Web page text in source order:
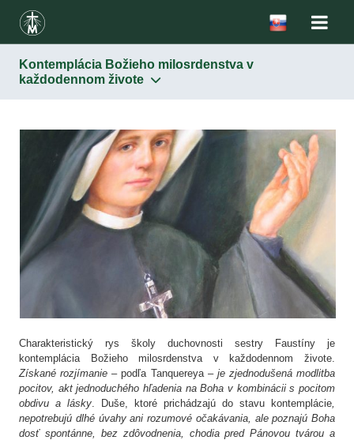
Kontemplácia Božieho milosrdenstva v
každodennom živote
Poznávanie tajomstva Božieho milosrdenstva
Kontemplácia Božieho milosrdenstva v každodennom
živote
Postoj dôvery k Bohu
Postoj milosrdenstva
Charakteristický rys školy duchovnosti sestry Faustíny je
kontemplácia Božieho milosrdenstva v každodennom živote.
Získané rozjímanie– podľa Tanquereya – je zjednodušená modlitba
pocitov, akt jednoduchého hľadenia na Boha v kombinácii s pocitom
obdivu a lásky . Duše, ktoré prichádzajú do stavu kontemplácie
nepotrebujú dlhé úvahy ani rozumové očakávania, ale poznajú Boha
dosť spontánne, bez zdôvodnenia, chodia pred Pánovou tvárou a